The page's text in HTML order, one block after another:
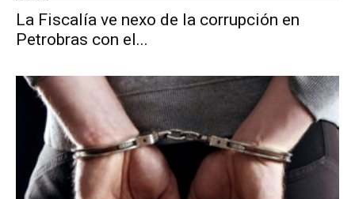
La Fiscalía ve nexo de la corrupción en
Petrobras con el...